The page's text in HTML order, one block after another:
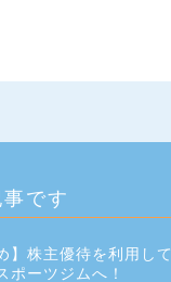
です
】株主優待を利用して
ポーツジムへ！